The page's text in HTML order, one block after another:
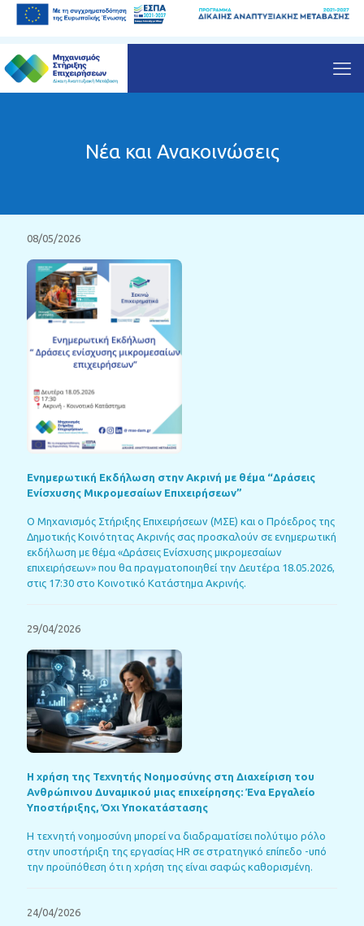
Νέα και Ανακοινώσεις
08/05/2026
Ενημερωτική Εκδήλωση στην Ακρινή με θέμα “Δράσεις
Ενίσχυσης Μικρομεσαίων Επιχειρήσεων”
Ο Μηχανισμός Στήριξης Επιχειρήσεων (ΜΣΕ) και ο Πρόεδρος της
Δημοτικής Κοινότητας Ακρινής σας προσκαλούν σε ενημερωτική
εκδήλωση με θέμα «Δράσεις Ενίσχυσης μικρομεσαίων
επιχειρήσεων» που θα πραγματοποιηθεί την Δευτέρα 18.05.2026,
στις 17:30 στο Κοινοτικό Κατάστημα Ακρινής.
29/04/2026
Η χρήση της Τεχνητής Νοημοσύνης στη Διαχείριση του
Ανθρώπινου Δυναμικού μιας επιχείρησης: Ένα Εργαλείο
Υποστήριξης, Όχι Υποκατάστασης
Η τεχνητή νοημοσύνη μπορεί να διαδραματίσει πολύτιμο ρόλο
στην υποστήριξη της εργασίας HR σε στρατηγικό επίπεδο -υπό
την προϋπόθεση ότι η χρήση της είναι σαφώς καθορισμένη.
24/04/2026